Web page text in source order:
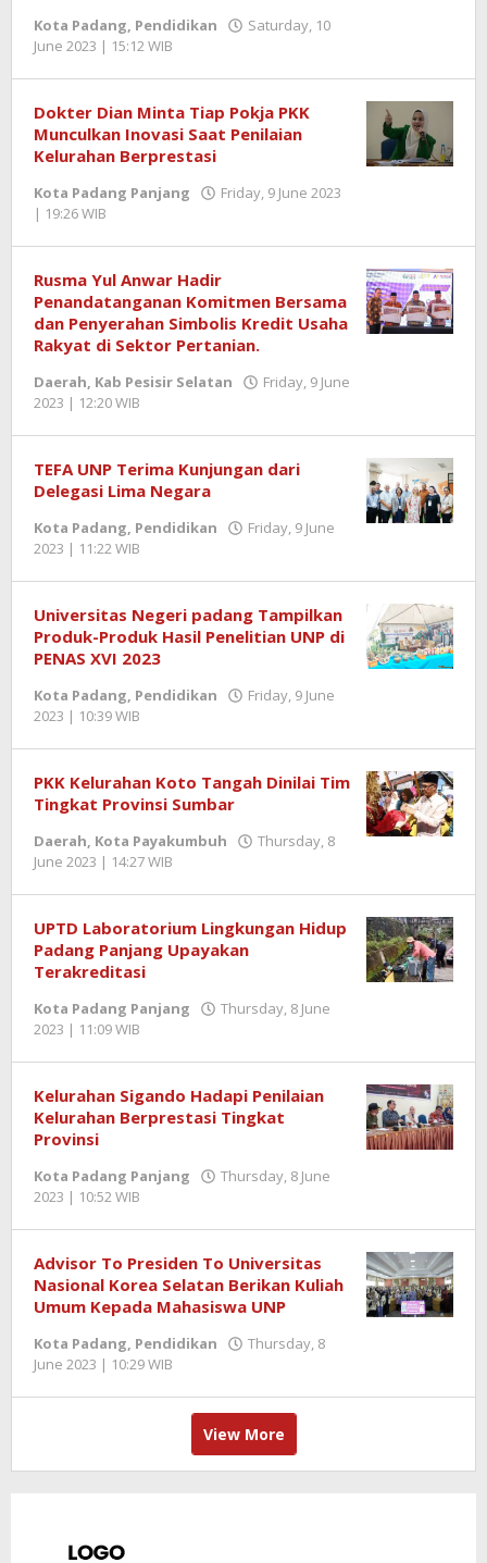
Kota Padang, Pendidikan
Saturday, 10
June 2023 | 15:12 WIB
Dokter Dian Minta Tiap Pokja PKK
Munculkan Inovasi Saat Penilaian
Kelurahan Berprestasi
Kota Padang Panjang
Friday, 9 June 2023
| 19:26 WIB
Rusma Yul Anwar Hadir
Penandatanganan Komitmen Bersama
dan Penyerahan Simbolis Kredit Usaha
Rakyat di Sektor Pertanian.
Daerah, Kab Pesisir Selatan
Friday, 9 June
2023 | 12:20 WIB
TEFA UNP Terima Kunjungan dari
Delegasi Lima Negara
Kota Padang, Pendidikan
Friday, 9 June
2023 | 11:22 WIB
Universitas Negeri padang Tampilkan
Produk-Produk Hasil Penelitian UNP di
PENAS XVI 2023
Kota Padang, Pendidikan
Friday, 9 June
2023 | 10:39 WIB
PKK Kelurahan Koto Tangah Dinilai Tim
Tingkat Provinsi Sumbar
Daerah, Kota Payakumbuh
Thursday, 8
June 2023 | 14:27 WIB
UPTD Laboratorium Lingkungan Hidup
Padang Panjang Upayakan
Terakreditasi
Kota Padang Panjang
Thursday, 8 June
2023 | 11:09 WIB
Kelurahan Sigando Hadapi Penilaian
Kelurahan Berprestasi Tingkat
Provinsi
Kota Padang Panjang
Thursday, 8 June
2023 | 10:52 WIB
Advisor To Presiden To Universitas
Nasional Korea Selatan Berikan Kuliah
Umum Kepada Mahasiswa UNP
Kota Padang, Pendidikan
Thursday, 8
June 2023 | 10:29 WIB
View More